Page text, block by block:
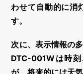
わせて自動的に消
す。
次に、 表示情報の
DTC-001Wは時
が、将来的には天